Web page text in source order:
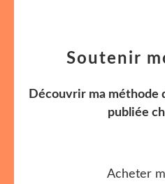
Soutenir
Découvrir ma méthode
publiée
Acheter